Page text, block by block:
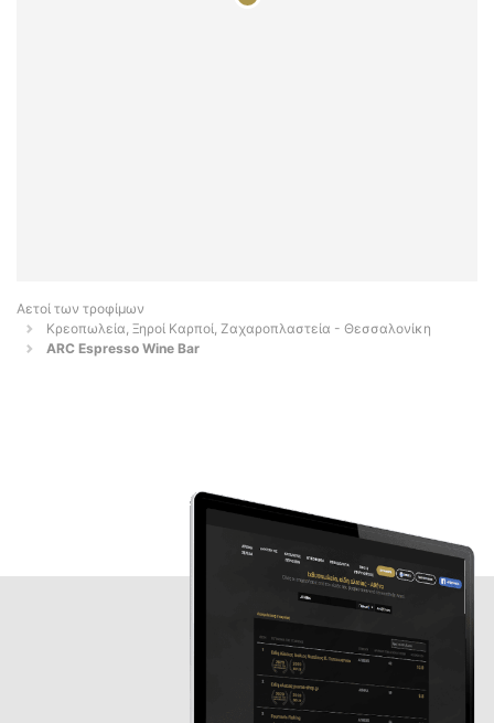
Αετοί των τροφίμων
Κρεοπωλεία, Ξηροί Καρποί, Ζαχαροπλαστεία - Θεσσαλονίκη
ARC Espresso Wine Bar